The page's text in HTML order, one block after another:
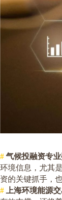
# 气候投融资专
环境信息，尤其
资的关键抓手，
#
上海环境能源